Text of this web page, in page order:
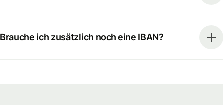
Brauche ich zusätzlich noch eine IBAN?